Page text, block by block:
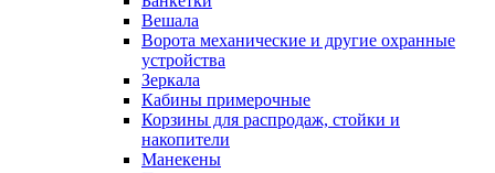
Вешала
Ворота механические и другие охранные
устройства
Зеркала
Кабины примерочные
Корзины для распродаж, стойки и
накопители
Манекены